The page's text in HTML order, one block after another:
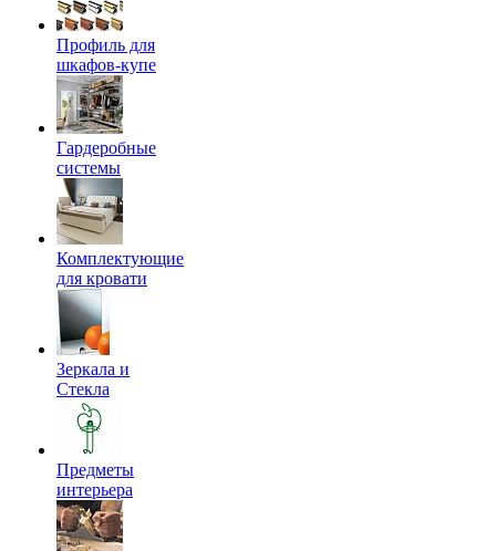
Профиль для
шкафов-купе
Гардеробные
системы
Комплектующие
для кровати
Зеркала и
Стекла
Предметы
интерьера